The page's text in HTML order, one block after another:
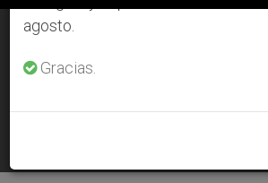
El Papa regresa de Castel Gandolfo con
SEP 01, 2000 00:00
agosto.
Gracias.